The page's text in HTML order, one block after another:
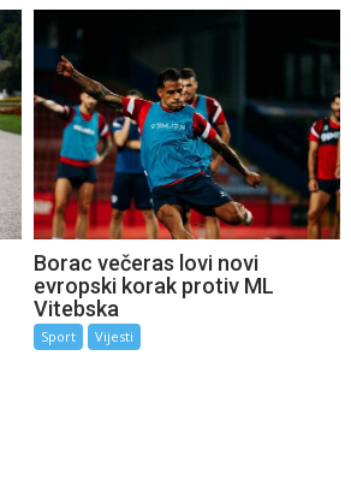
Borac večeras lovi novi
evropski korak protiv ML
Vitebska
Sport Vijesti